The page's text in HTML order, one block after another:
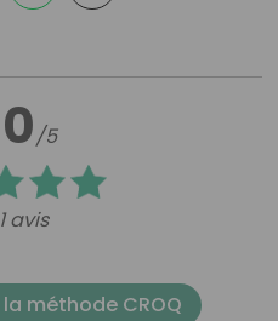
/5
avis
méthode CROQ